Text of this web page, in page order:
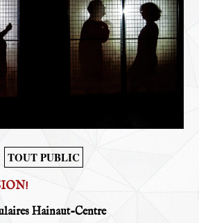
TOUT PUBLIC
Hainaut-Centre